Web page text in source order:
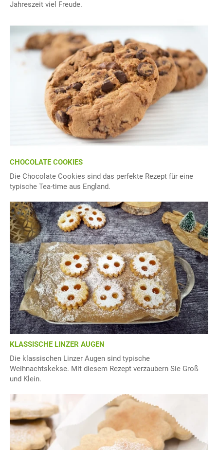
Jahreszeit viel Freude.
CHOCOLATE COOKIES
Die Chocolate Cookies sind das perfekte Rezept für eine
typische Tea-time aus England.
KLASSISCHE LINZER AUGEN
Die klassischen Linzer Augen sind typische
Weihnachtskekse. Mit diesem Rezept verzaubern Sie Groß
und Klein.